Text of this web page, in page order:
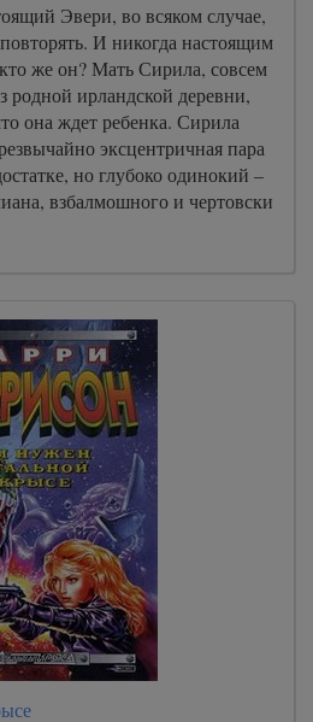
Эвери, во всяком случае,
И никогда настоящим
же он? Мать Сирила, совсем
родной ирландской деревни,
она ждет ребенка. Сирила
эксцентричная пара
но глубоко одинокий –
взбалмошного и чертовски